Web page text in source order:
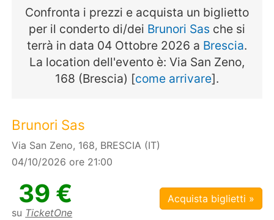
Confronta i prezzi e acquista un biglietto
per il conderto di/dei Brunori Sas che si
terrà in data 04 Ottobre 2026 a Brescia.
La location dell'evento è: Via San Zeno,
168 (Brescia) [come arrivare].
Brunori Sas
Via San Zeno, 168, BRESCIA (IT)
04/10/2026 ore 21:00
39 €
su TicketOne
Acquista biglietti »